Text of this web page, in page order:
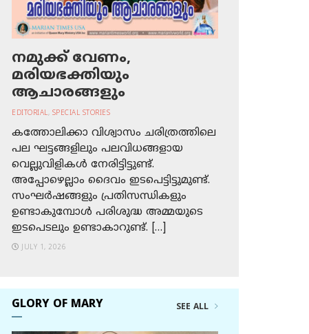
നമുക്ക് വേണം,
മരിയഭക്തിയും
ആചാരങ്ങളും
EDITORIAL, SPECIAL STORIES
കത്തോലിക്കാ വിശ്വാസം ചരിത്രത്തിലെ
പല ഘട്ടങ്ങളിലും പലവിധങ്ങളായ
വെല്ലുവിളികള്‍ നേരിട്ടിട്ടുണ്ട്.
അപ്പോഴെല്ലാം ദൈവം ഇടപെട്ടിട്ടുമുണ്ട്.
സംഘര്‍ഷങ്ങളും പ്രതിസന്ധികളും
ഉണ്ടാകുമ്പോള്‍ പരിശുദ്ധ അമ്മയുടെ
ഇടപെടലും ഉണ്ടാകാറുണ്ട്. […]
JULY 1, 2026
GLORY OF MARY SEE ALL